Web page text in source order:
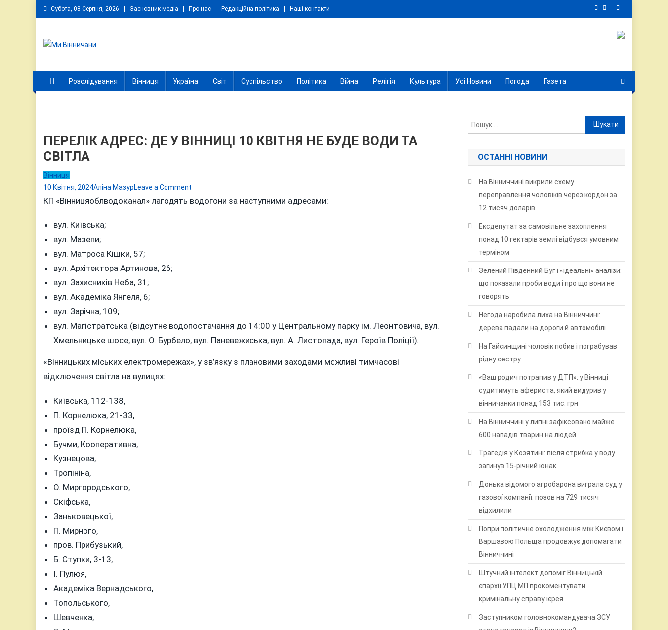
Skip
to
Субота, 08 Серпня, 2026 Засновник медіа Про нас Редакційна політика Наші контакти
Розслідування Вінниця Україна Світ Суспільство Політика Війна Релігія Культура Усі Новини Погода Газета
ПЕРЕЛІК АДРЕС: ДЕ У ВІННИЦІ 10 КВІТНЯ НЕ БУДЕ ВОДИ ТА
СВІТЛА
Вінниця
10 Квітня, 2024Аліна МазурLeave a Comment
ПЕРЕЛІК
ТА
СВІТЛА
КП «Вінницяоблводоканал» лагодять водогони за наступними адресами:
вул. Київська;
вул. Мазепи;
вул. Матроса Кішки, 57;
вул. Архітектора Артинова, 26;
вул. Захисників Неба, 31;
вул. Академіка Янгеля, 6;
вул. Зарічна, 109;
вул. Магістратська (відсутнє водопостачання до 14:00 у Центральному парку ім. Леонтовича, вул.
Хмельницьке шосе, вул. О. Бурбело, вул. Паневежиська, вул. А. Листопада, вул. Героїв Поліції).
«Вінницьких міських електромережах», у зв’язку з плановими заходами можливі тимчасові
відключення світла на вулицях:
Київська, 112-138,
П. Корнелюка, 21-33,
проїзд П. Корнелюка,
Бучми, Кооперативна,
Кузнецова,
Тропініна,
О. Миргородського,
Скіфська,
Заньковецької,
П. Мирного,
пров. Прибузький,
Б. Ступки, 3-13,
І. Пулюя,
Академіка Вернадського,
Топольського,
Шевченка,
Пошук:
ОСТАННІ НОВИНИ
На Вінниччині викрили схему
переправлення чоловіків через кордон за
12 тисяч доларів
Ексдепутат за самовільне захоплення
понад 10 гектарів землі відбувся умовним
терміном
Зелений Південний Буг і «ідеальні» аналізи:
що показали проби води і про що вони не
говорять
Негода наробила лиха на Вінниччині:
дерева падали на дороги й автомобілі
На Гайсинщині чоловік побив і пограбував
рідну сестру
«Ваш родич потрапив у ДТП»: у Вінниці
судитимуть афериста, який видурив у
вінничанки понад 153 тис. грн
На Вінниччині у липні зафіксовано майже
600 нападів тварин на людей
Трагедія у Козятині: після стрибка у воду
загинув 15-річний юнак
Донька відомого агробарона виграла суд у
газової компанії: позов на 729 тисяч
відхилили
Попри політичне охолодження між Києвом і
Варшавою Польща продовжує допомагати
Вінниччині
Штучний інтелект допоміг Вінницькій
єпархії УПЦ МП прокоментувати
кримінальну справу ієрея
Заступником головнокомандувача ЗСУ